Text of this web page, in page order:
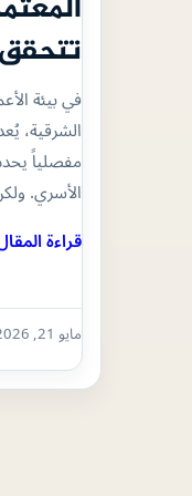
في بيئة
الشرقية،
مفصلياً
الأسري.
قراءة
مايو 21, 2026